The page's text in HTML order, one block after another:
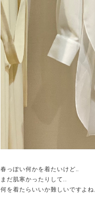
春っぽい何かを着たいけど..
まだ肌寒かったりして..
何を着たらいいか難しいですよね